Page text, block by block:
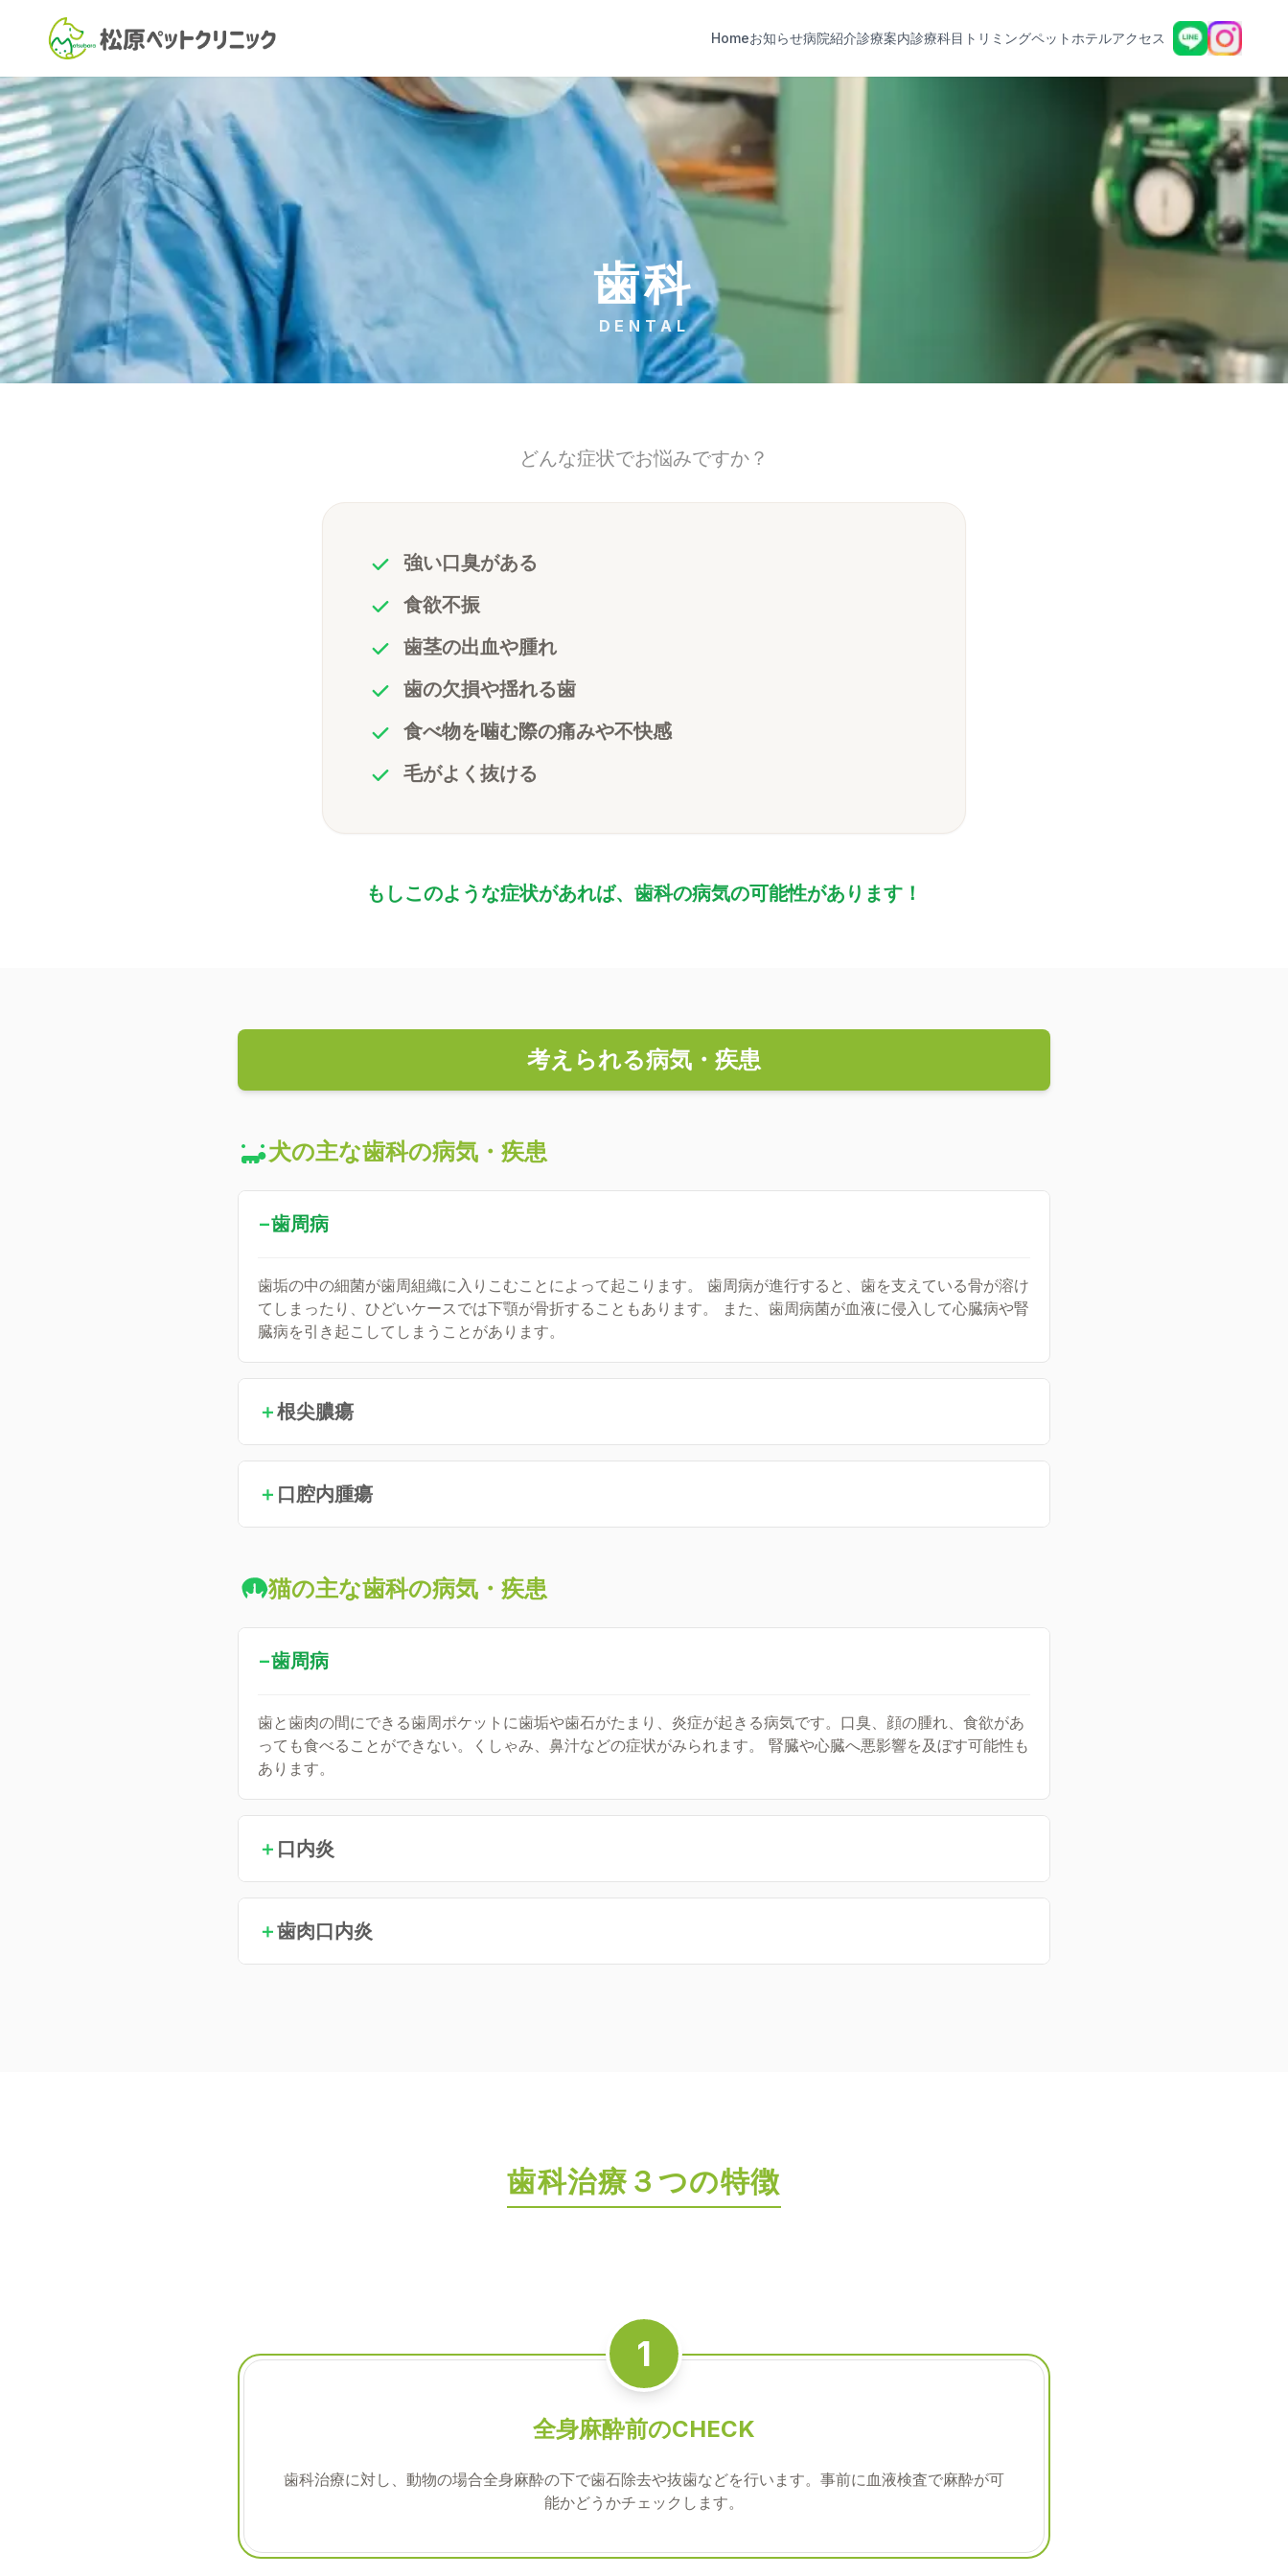
Homeお知らせ病院紹介診療案内診療科目 トリミングペットホテルアクセス
歯科
DENTAL
どんな症状でお悩みですか？
強い口臭がある
食欲不振
歯茎の出血や腫れ
歯の欠損や揺れる歯
食べ物を噛む際の痛みや不快感
毛がよく抜ける
もしこのような症状があれば、歯科の病気の可能性があります！
考えられる病気・疾患
犬の主な歯科の病気・疾患
−歯周病
歯垢の中の細菌が歯周組織に入りこむことによって起こります。 歯周病が進行すると、歯を支えている骨が溶け
てしまったり、ひどいケースでは下顎が骨折することもあります。 また、歯周病菌が血液に侵入して心臓病や腎
臓病を引き起こしてしまうことがあります。
＋根尖膿瘍
＋ 口腔内腫瘍
猫の主な歯科の病気・疾患
−歯周病
歯と歯肉の間にできる歯周ポケットに歯垢や歯石がたまり、炎症が起きる病気です。口臭、顔の腫れ、食欲があ
っても食べることができない。くしゃみ、鼻汁などの症状がみられます。 腎臓や心臓へ悪影響を及ぼす可能性も
あります。
＋ 口内炎
＋歯肉口内炎
歯科治療３つの特徴
1
全身麻酔前のCHECK
歯科治療に対し、動物の場合全身麻酔の下で歯石除去や抜歯などを行います。事前に血液検査で麻酔が可
能かどうかチェックします。